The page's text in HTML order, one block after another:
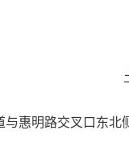
：中惠大